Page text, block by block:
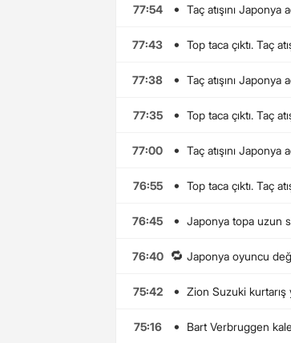
77:54 • Taç atışını Japonya
77:43 • Top taca çıktı. Taç
77:38 • Taç atışını Japonya
77:35 • Top taca çıktı. Taç
77:00 • Taç atışını Japonya
76:55 • Top taca çıktı. Taç
76:45 • Japonya topa uzun
76:40 🔁 Japonya oyuncu
75:42 • Zion Suzuki kurtarış
75:16 • Bart Verbruggen